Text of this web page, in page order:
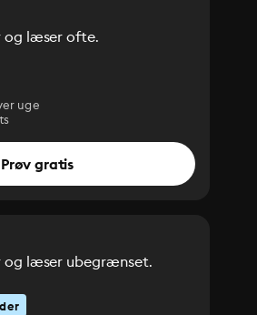
og læser ofte.
uge
Prøv gratis
og læser ubegrænset.